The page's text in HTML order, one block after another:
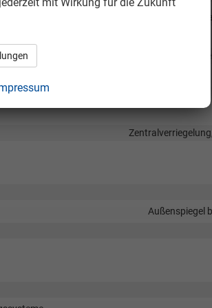
Park Distance Control vorne,
Lichtsensor, LED-Rückleuchten, LED-
Außenspiegel